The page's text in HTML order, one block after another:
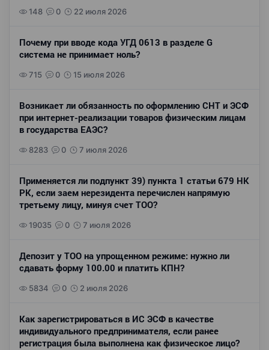
148 0 22 июля 2026
Почему при вводе кода УГД 0613 в разделе G
система не принимает ноль?
715 0 15 июля 2026
Возникает ли обязанность по оформлению СНТ и ЭСФ
при интернет-реализации товаров физическим лицам
в государства ЕАЭС?
8283 0 7 июля 2026
Применяется ли подпункт 39) пункта 1 статьи 679 НК
РК, если заем нерезидента перечислен напрямую
третьему лицу, минуя счет ТОО?
19035 0 7 июля 2026
Депозит у ТОО на упрощенном режиме: нужно ли
сдавать форму 100.00 и платить КПН?
5834 0 2 июля 2026
Как зарегистрироваться в ИС ЭСФ в качестве
индивидуального предпринимателя, если ранее
регистрация была выполнена как физическое лицо?